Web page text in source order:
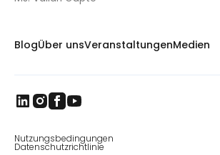
BlogÜber unsVeranstaltungenMedien
Nutzungsbedingungen
Datenschutzrichtlinie